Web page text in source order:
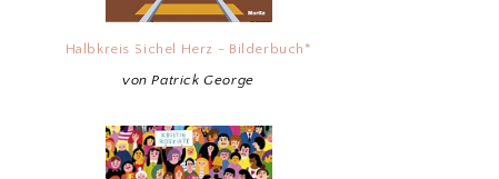
Halbkreis Sichel Herz - Bilderbuch*
von Patrick George